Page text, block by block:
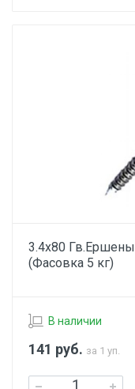
3.4х80
(Фасовка 5 кг)
В наличии
141 руб. за 1 уп.